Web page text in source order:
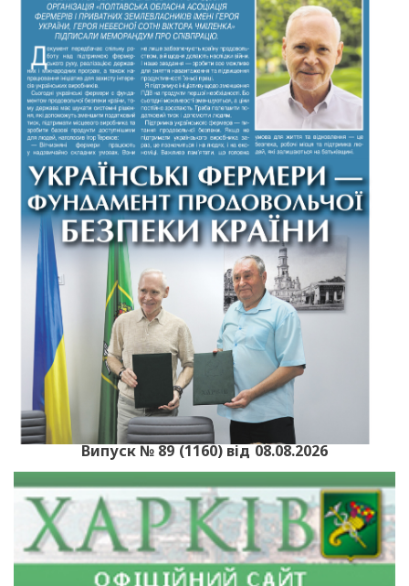
Випуск № 89 (1160) від 08.08.2026